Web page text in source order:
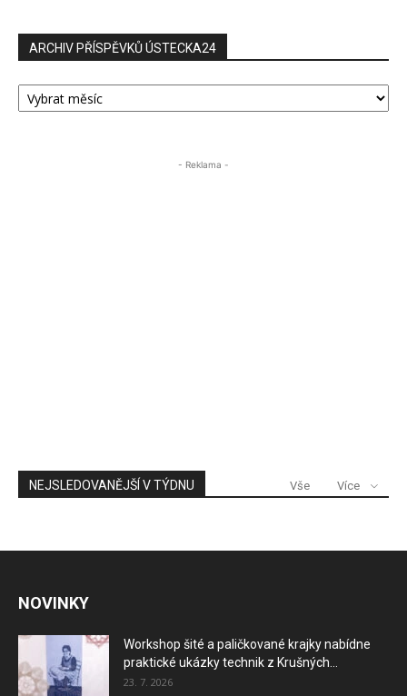
ARCHIV PŘÍSPĚVKŮ ÚSTECKA24
ARCHIV
PŘÍSPĚVKŮ
- Reklama -
NEJSLEDOVANĚJŠÍ V TÝDNU Vše Více
NOVINKY
Workshop šité a paličkované krajky nabídne
praktické ukázky technik z Krušných...
23. 7. 2026